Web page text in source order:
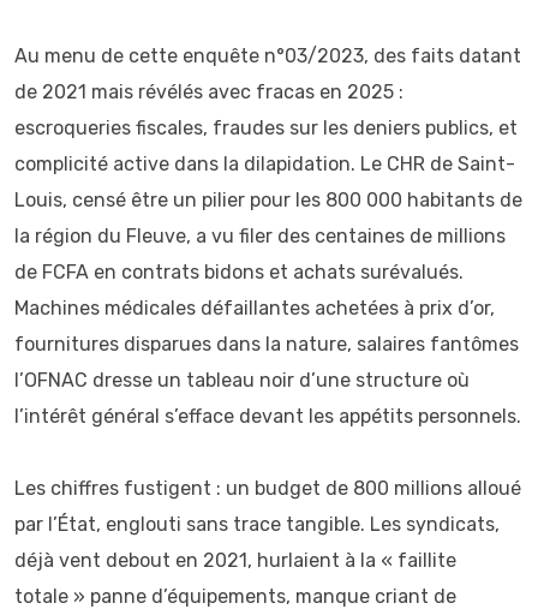
Au menu de cette enquête n°03/2023, des faits datant
de 2021 mais révélés avec fracas en 2025 :
escroqueries fiscales, fraudes sur les deniers publics, et
complicité active dans la dilapidation. Le CHR de Saint-
Louis, censé être un pilier pour les 800 000 habitants de
la région du Fleuve, a vu filer des centaines de millions
de FCFA en contrats bidons et achats surévalués.
Machines médicales défaillantes achetées à prix d’or,
fournitures disparues dans la nature, salaires fantômes
l’OFNAC dresse un tableau noir d’une structure où
l’intérêt général s’efface devant les appétits personnels.
Les chiffres fustigent : un budget de 800 millions alloué
par l’État, englouti sans trace tangible. Les syndicats,
déjà vent debout en 2021, hurlaient à la « faillite
totale » panne d’équipements, manque criant de